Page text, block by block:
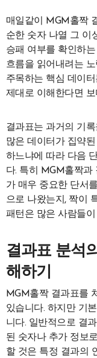
매일같이 MGM홀짝 결과표를 확인하는 분들이라면 아마도 단
순한 숫자 나열 그 이
승패 여부를 확인하
흐름을 읽어내려는
주목하는 핵심 데이
제대로 이해한다면
결과표는 과거의 기
많은 데이터가 집약
하느냐에 따라 다음
다. 특히 MGM홀짝과
가 매우 중요한 단서
으로 나왔는지, 짝이
패턴은 많은 사람들
결과표 분석
해하기
MGM홀짝 결과표를
있습니다. 하지만 기
니다. 일반적으로 결
된 숫자나 추가 정보
할 것은 특정 결과의